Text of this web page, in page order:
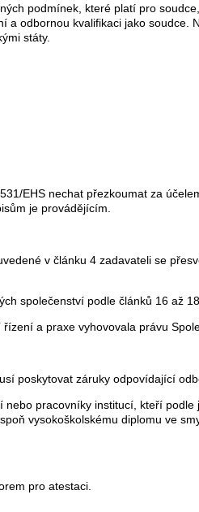
podmínek, které platí pro
odbornou kvalifikaci jako soudce.
státy.
EHS nechat přezkoumat za
je provádějícím.
v článku 4 zadavateli se
společenství podle článků 16 až
a praxe vyhovovala právu
poskytovat záruky odpovídající
pracovníky institucí, kteří
vysokoškolskému diplomu ve
pro atestaci.